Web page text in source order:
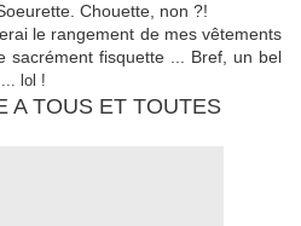
Chouette, non ?!
le rangement de mes vêtements
sacrément fisquette ... Bref, un bel
lol !
A TOUS ET TOUTES